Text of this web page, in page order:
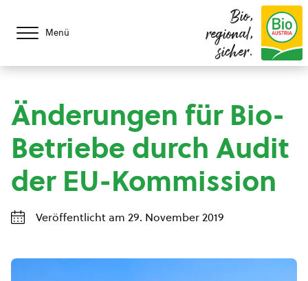
Menü
Bio,
regional,
sicher.
Änderungen für Bio-
Betriebe durch Audit
der EU-Kommission
Veröffentlicht am 29. November 2019